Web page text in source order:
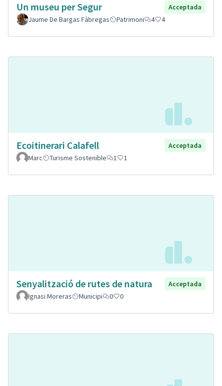
Un museu per Segur
Acceptada
Jaume De Bargas Fàbregas
Patrimoni 4 4
Ecoitinerari Calafell
Acceptada
Marc
Turisme Sostenible 1 1
Senyalització de rutes de natura
Acceptada
Ignasi Moreras
Municipi 0 0